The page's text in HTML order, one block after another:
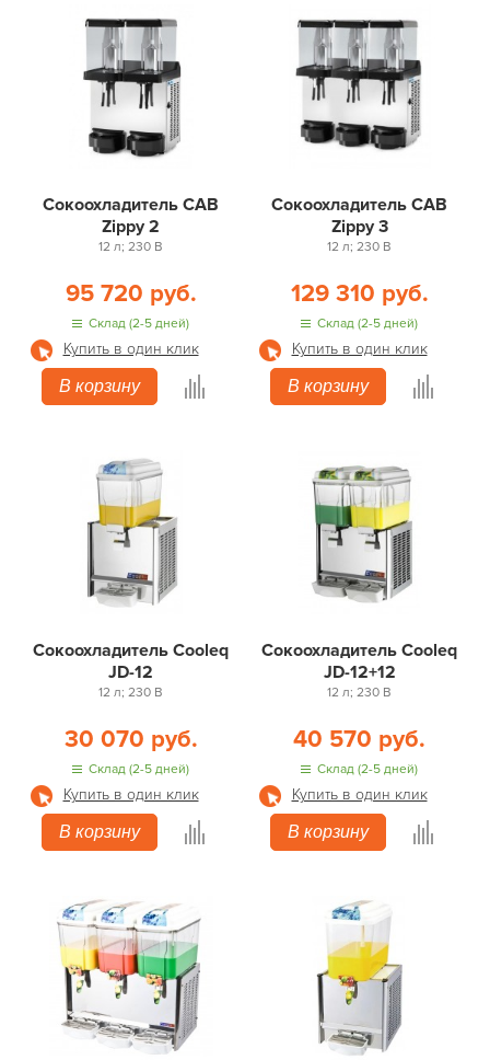
Сокоохладитель CAB
Zippy 2
12 л; 230 В
95 720 руб.
Склад (2-5 дней)
Купить в один клик
В корзину
Сокоохладитель CAB
Zippy 3
12 л; 230 В
129 310 руб.
Склад (2-5 дней)
Купить в один клик
В корзину
Сокоохладитель Cooleq
JD-12
12 л; 230 В
30 070 руб.
Склад (2-5 дней)
Купить в один клик
В корзину
Сокоохладитель Cooleq
JD-12+12
12 л; 230 В
40 570 руб.
Склад (2-5 дней)
Купить в один клик
В корзину